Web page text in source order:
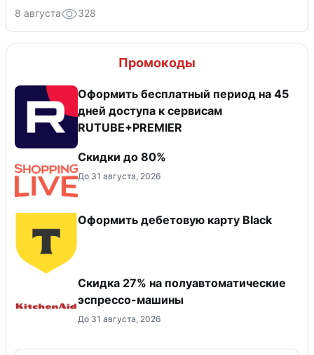
8 августа 328
Промокоды
Оформить бесплатный период на 45
дней доступа к сервисам
RUTUBE+PREMIER
Скидки до 80%
До 31 августа, 2026
Оформить дебетовую карту Black
Скидка 27% на полуавтоматические
эспрессо-машины
До 31 августа, 2026